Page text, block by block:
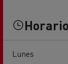
Lunes